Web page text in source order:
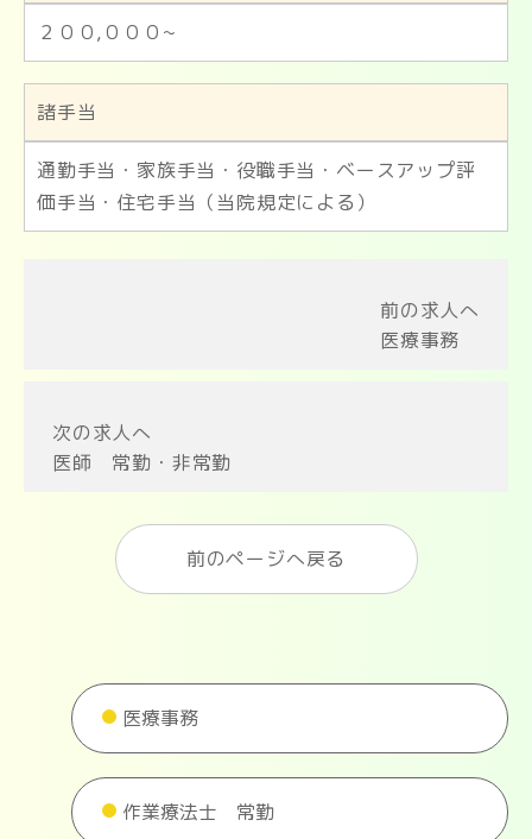
２００,０００~
諸手当
通勤手当・家族手当・役職手当・ベースアップ評
価手当・住宅手当（当院規定による）
前の求人へ
医療事務
次の求人へ
医師 常勤・非常勤
前のページへ戻る
医療事務
作業療法士 常勤